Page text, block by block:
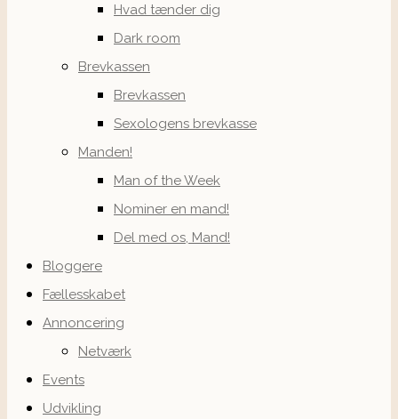
Hvad tænder dig
Dark room
Brevkassen
Brevkassen
Sexologens brevkasse
Manden!
Man of the Week
Nominer en mand!
Del med os, Mand!
Bloggere
Fællesskabet
Annoncering
Netværk
Events
Udvikling